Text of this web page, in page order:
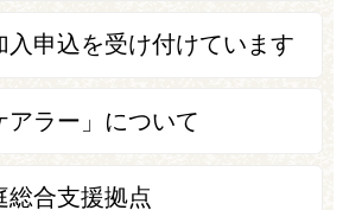
入申込を受け付けています
アラー」について
総合支援拠点